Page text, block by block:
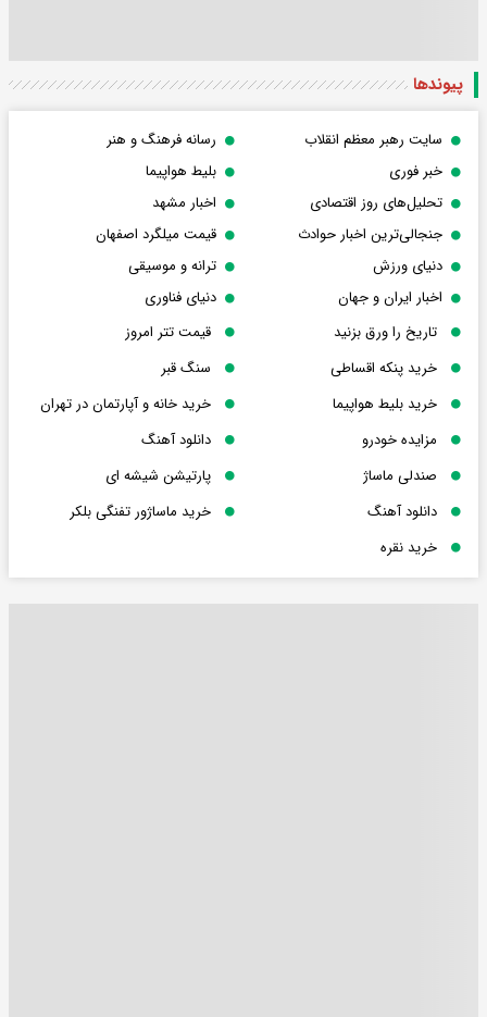
پیوندها
سایت رهبر معظم انقلاب
رسانه فرهنگ و هنر
خبر فوری
بلیط هواپیما
تحلیل‌های روز اقتصادی
اخبار مشهد
جنجالی‌ترین اخبار حوادث
قیمت میلگرد اصفهان
دنیای ورزش
ترانه و موسیقی
اخبار ایران و جهان
دنیای فناوری
تاریخ را ورق بزنید
قیمت تتر امروز
خرید پنکه اقساطی
سنگ قبر
خرید بلیط هواپیما
خرید خانه و آپارتمان در تهران
مزایده خودرو
دانلود آهنگ
صندلی ماساژ
پارتیشن شیشه ای
دانلود آهنگ
خرید ماساژور تفنگی بلکر
خرید نقره